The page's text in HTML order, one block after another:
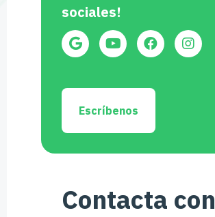
sociales!
Escríbenos
Contacta con